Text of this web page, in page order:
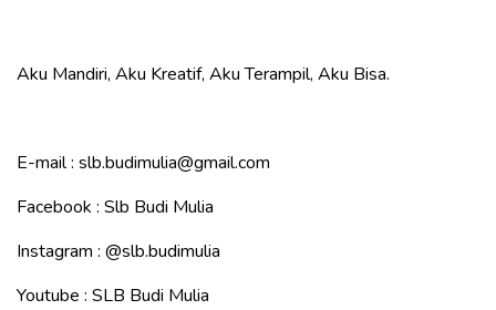
Aku Mandiri, Aku Kreatif, Aku Terampil, Aku Bisa.
E-mail : slb.budimulia@gmail.com
Facebook : Slb Budi Mulia
Instagram : @slb.budimulia
Youtube : SLB Budi Mulia